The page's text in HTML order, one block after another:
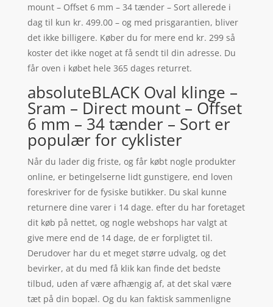
mount – Offset 6 mm – 34 tænder – Sort allerede i
dag til kun kr. 499.00 – og med prisgarantien, bliver
det ikke billigere. Køber du for mere end kr. 299 så
koster det ikke noget at få sendt til din adresse. Du
får oven i købet hele 365 dages returret.
absoluteBLACK Oval klinge –
Sram – Direct mount – Offset
6 mm – 34 tænder – Sort er
populær for cyklister
Når du lader dig friste, og får købt nogle produkter
online, er betingelserne lidt gunstigere, end loven
foreskriver for de fysiske butikker. Du skal kunne
returnere dine varer i 14 dage. efter du har foretaget
dit køb på nettet, og nogle webshops har valgt at
give mere end de 14 dage, de er forpligtet til.
Derudover har du et meget større udvalg, og det
bevirker, at du med få klik kan finde det bedste
tilbud, uden af være afhængig af, at det skal være
tæt på din bopæl. Og du kan faktisk sammenligne